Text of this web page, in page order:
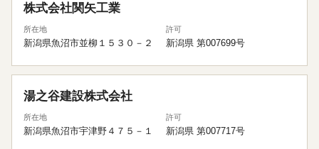
株式会社関矢工業
所在地
新潟県魚沼市並柳１５３０－２
許可
新潟県 第007699号
湯之谷建設株式会社
所在地
新潟県魚沼市宇津野４７５－１
許可
新潟県 第007717号